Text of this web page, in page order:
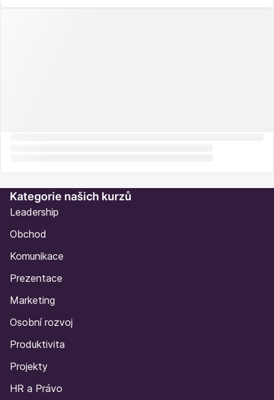
Kategorie našich kurzů
Leadership
Obchod
Komunikace
Prezentace
Marketing
Osobní rozvoj
Produktivita
Projekty
HR a Právo